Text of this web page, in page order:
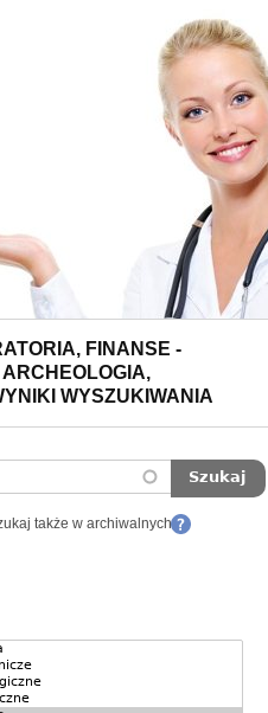
FINANSE -
WYSZUKIWANIA
także w archiwalnych